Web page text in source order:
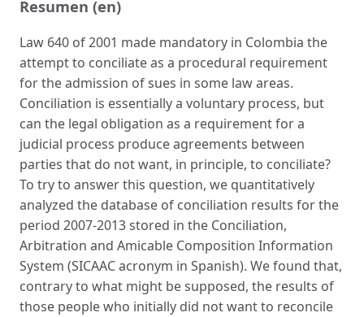
Resumen (en)
Law 640 of 2001 made mandatory in Colombia the
attempt to conciliate as a procedural requirement
for the admission of sues in some law areas.
Conciliation is essentially a volun­tary process, but
can the legal obligation as a requirement for a
judicial process produce agreements between
parties that do not want, in principle, to conciliate?
To try to answer this question, we quantitatively
analyzed the database of conciliation results for the
period 2007-2013 stored in the Conciliation,
Arbitration and Amicable Composition Information
Sys­tem (SICAAC acronym in Spanish). We found that,
contrary to what might be supposed, the results of
those people who initially did not want to reconcile